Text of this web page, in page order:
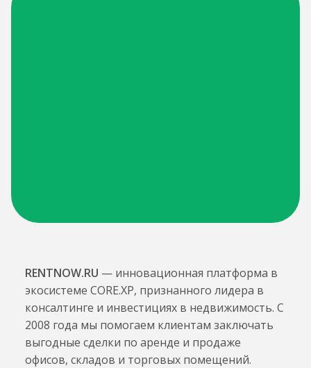
RENTNOW.RU — инновационная платформа в
экосистеме CORE.XP, признанного лидера в
консалтинге и инвестициях в недвижимость. С
2008 года мы помогаем клиентам заключать
выгодные сделки по аренде и продаже
офисов, складов и торговых помещений.